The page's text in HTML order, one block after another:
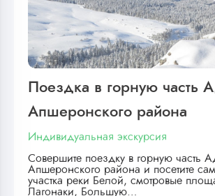
Поездка в горную часть
Апшеронского района
Индивидуальная экскурсия
Совершите поездку в горную часть
Апшеронского района и посетите
участка реки Белой, смотровые
Лагонаки, Большую…